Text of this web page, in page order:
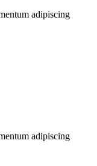
adipiscing
adipiscing